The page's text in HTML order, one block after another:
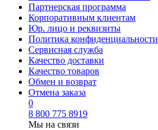
Партнерская программа
Корпоративным клиентам
Юр. лицо и реквизиты
Политика конфиденциальности
Сервисная служба
Качество доставки
Качество товаров
Обмен и возврат
Отмена заказа
0
8 800 775 8919
Мы на связи